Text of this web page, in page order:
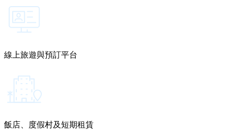
線上旅遊與預訂平台
飯店、度假村及短期租賃